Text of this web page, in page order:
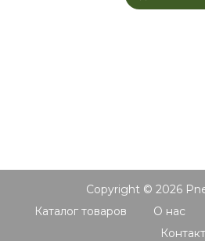
Copyright © 2026
Каталог товаров
О нас